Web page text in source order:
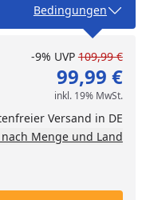
Bedingungen
-9% UVP 109,99 €
99,99 €
inkl. 19% MwSt.
Versand in DE
Menge und Land